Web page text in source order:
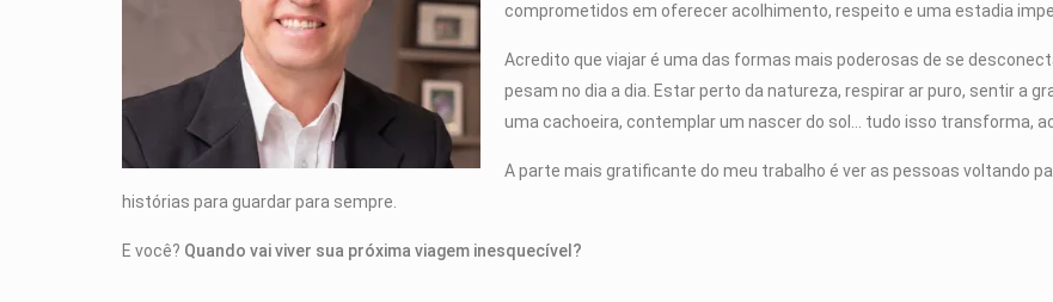
comprometidos em oferecer acolhimento, respeito e uma estadia
Acredito que viajar é uma das formas mais poderosas de se
pesam no dia a dia. Estar perto da natureza, respirar ar puro, sentir a
uma cachoeira, contemplar um nascer do sol… tudo isso transforma,
A parte mais gratificante do meu trabalho é ver as pessoas voltando
histórias para guardar para sempre.
E você? Quando vai viver sua próxima viagem inesquecível?